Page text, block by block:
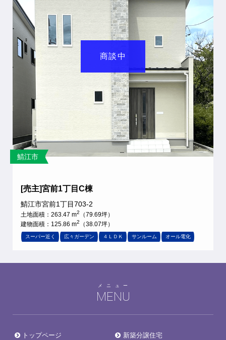
商談中
鯖江市
[売主]宮前1丁目C棟
鯖江市宮前1丁目703-2
土地面積：263.47 m2
（79.69坪）
建物面積：125.86 m2 （38.07坪）
スーパー近く 広々ガーデン ４ＬＤＫ サンルーム オール電化
MENU
メニュー
トップページ 新築分譲住宅